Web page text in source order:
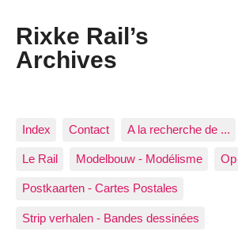
Rixke Rail’s
Archives
Index Contact A la recherche de ...
Le Rail Modelbouw - Modélisme
Postkaarten - Cartes Postales
Strip verhalen - Bandes dessinées